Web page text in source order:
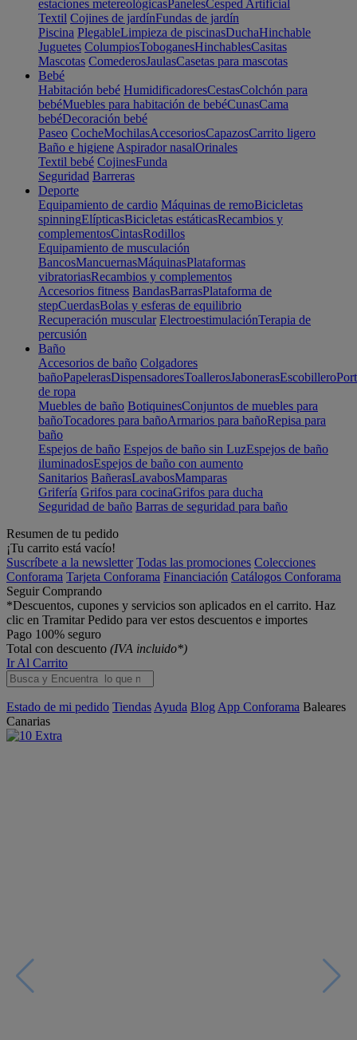
estaciones metereológicasPanelesCesped Artificial
Textil Cojines de jardínFundas de jardín
Piscina PlegableLimpieza de piscinasDuchaHinchable
Juguetes ColumpiosToboganesHinchablesCasitas
Mascotas ComederosJaulasCasetas para mascotas
Bebé
Habitación bebé HumidificadoresCestasColchón para
bebéMuebles para habitación de bebéCunasCama
bebéDecoración bebé
Paseo CocheMochilasAccesoriosCapazosCarrito ligero
Baño e higiene Aspirador nasalOrinales
Textil bebé CojinesFunda
Seguridad Barreras
Deporte
Equipamiento de cardio Máquinas de remoBicicletas
spinningElípticasBicicletas estáticasRecambios y
complementosCintasRodillos
Equipamiento de musculación
BancosMancuernasMáquinasPlataformas
vibratoriasRecambios y complementos
Accesorios fitness BandasBarrasPlataforma de
stepCuerdasBolas y esferas de equilibrio
Recuperación muscular ElectroestimulaciónTerapia de
percusión
Baño
Accesorios de baño Colgadores
bañoPapelerasDispensadoresToallerosJabonerasEscobillero
de ropa
Muebles de baño BotiquinesConjuntos de muebles para
bañoTocadores para bañoArmarios para bañoRepisa para
baño
Espejos de baño Espejos de baño sin LuzEspejos de baño
iluminadosEspejos de baño con aumento
Sanitarios BañerasLavabosMamparas
Grifería Grifos para cocinaGrifos para ducha
Seguridad de baño Barras de seguridad para baño
Resumen de tu pedido
¡Tu carrito está vacío!
Suscríbete a la newsletter Todas las promociones Colecciones
Conforama Tarjeta Conforama Financiación Catálogos Conforama
Seguir Comprando
*Descuentos, cupones y servicios son aplicados en el carrito. Haz
clic en Tramitar Pedido para ver estos descuentos e importes
Pago 100% seguro
Total con descuento (IVA incluido*)
Ir Al Carrito
Estado de mi pedido Tiendas Ayuda Blog App Conforama Baleares
Canarias